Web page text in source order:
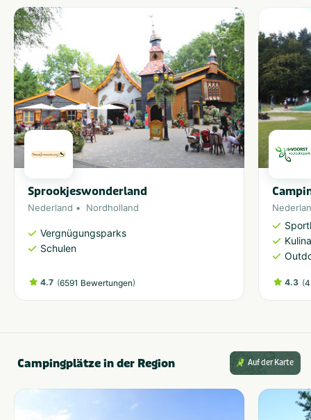
Sprookjeswonderland
Nederland Nordholland
Vergnügungsparks
Schulen
4.7 (6591 Bewertungen) 4.3 (
Campingplätze in der Region Auf der Karte